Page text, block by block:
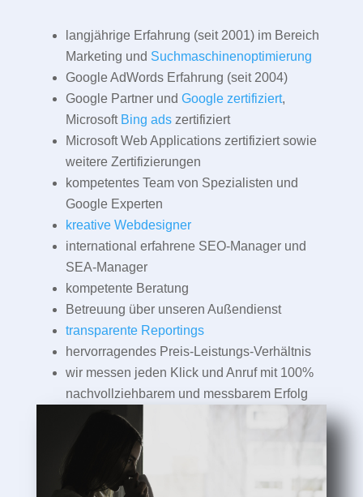
langjährige Erfahrung (seit 2001) im Bereich
Marketing und Suchmaschinenoptimierung
Google AdWords Erfahrung (seit 2004)
Google Partner und Google zertifiziert,
Microsoft Bing adszertifiziert
Microsoft Web Applications zertifiziert sowie
weitere Zertifizierungen
kompetentes Team von Spezialisten und
Google Experten
kreative Webdesigner
international erfahrene SEO-Manager und
SEA-Manager
kompetente Beratung
Betreuung über unseren Außendienst
transparente Reportings
hervorragendes Preis-Leistungs-Verhältnis
wir messen jeden Klick und Anruf mit 100%
nachvollziehbarem und messbarem Erfolg